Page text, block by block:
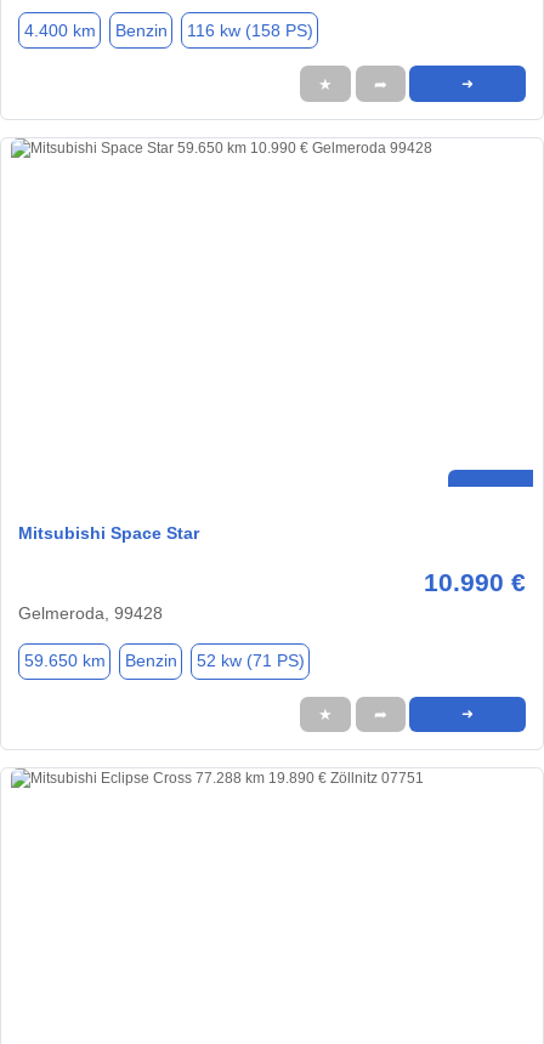
4.400 km Benzin 116 kw (158 PS)
★ ➦ ➜
Mitsubishi Space Star
10.990 €
Gelmeroda, 99428
59.650 km Benzin 52 kw (71 PS)
★ ➦ ➜